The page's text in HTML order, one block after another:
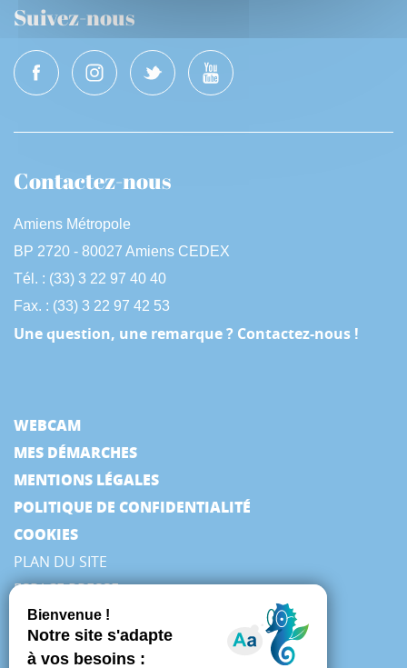
Suivez-nous
Contactez-nous
Amiens Métropole
BP 2720 - 80027 Amiens CEDEX
Tél. : (33) 3 22 97 40 40
Fax. : (33) 3 22 97 42 53
Une question, une remarque ? Contactez-nous !
WEBCAM
MES DÉMARCHES
MENTIONS LÉGALES
POLITIQUE DE CONFIDENTIALITÉ
COOKIES
PLAN DU SITE
ESPACE PRESSE